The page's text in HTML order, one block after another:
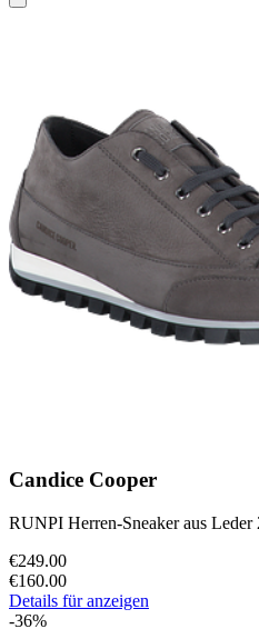
Candice Cooper
RUNPI Herren-Sneaker aus
€249.00
€160.00
Details für anzeigen
-36%